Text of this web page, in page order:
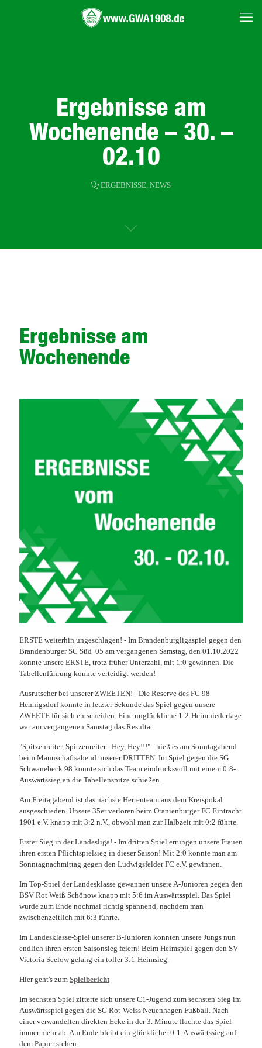
Ergebnisse am
Wochenende – 30. –
02.10
ERGEBNISSE, NEWS
Ergebnisse am
Wochenende
ERSTE weiterhin ungeschlagen! - Im Brandenburgligaspiel gegen den
Brandenburger SC Süd 05 am vergangenen Samstag, den 01.10.2022
konnte unsere ERSTE, trotz früher Unterzahl, mit 1:0 gewinnen. Die
Tabellenführung konnte verteidigt werden!
Ausrutscher bei unserer ZWEETEN! - Die Reserve des FC 98
Hennigsdorf konnte in letzter Sekunde das Spiel gegen unsere
ZWEETE für sich entscheiden. Eine unglückliche 1:2-Heimniederlage
war am vergangenen Samstag das Resultat.
"Spitzenreiter, Spitzenreiter - Hey, Hey!!!" - hieß es am Sonntagabend
beim Mannschaftsabend unserer DRITTEN. Im Spiel gegen die SG
Schwanebeck 98 konnte sich das Team eindrucksvoll mit einem 0:8-
Auswärtssieg an die Tabellenspitze schießen.
Am Freitagabend ist das nächste Herrenteam aus dem Kreispokal
ausgeschieden. Unsere 35er verloren beim Oranienburger FC Eintracht
1901 e.V. knapp mit 3:2 n.V., obwohl man zur Halbzeit mit 0:2 führte.
Erster Sieg in der Landesliga! - Im dritten Spiel errungen unsere Frauen
ihren ersten Pflichtspielsieg in dieser Saison! Mit 2:0 konnte man am
Sonntagnachmittag gegen den Ludwigsfelder FC e.V. gewinnen.
Im Top-Spiel der Landesklasse gewannen unsere A-Junioren gegen den
BSV Rot Weiß Schönow knapp mit 5:6 im Auswärtsspiel. Das Spiel
wurde zum Ende nochmal richtig spannend, nachdem man
zwischenzeitlich mit 6:3 führte.
Im Landesklasse-Spiel unserer B-Junioren konnten unsere Jungs nun
endlich ihren ersten Saisonsieg feiern! Beim Heimspiel gegen den SV
Victoria Seelow gelang ein toller 3:1-Heimsieg.
Hier geht's zum Spielbericht
Im sechsten Spiel zitterte sich unsere C1-Jugend zum sechsten Sieg im
Auswärtsspiel gegen die SG Rot-Weiss Neuenhagen Fußball. Nach
einer verwandelten direkten Ecke in der 3. Minute flachte das Spiel
immer mehr ab. Am Ende bleibt ein glücklicher 0:1-Auswärtssieg auf
dem Papier stehen.